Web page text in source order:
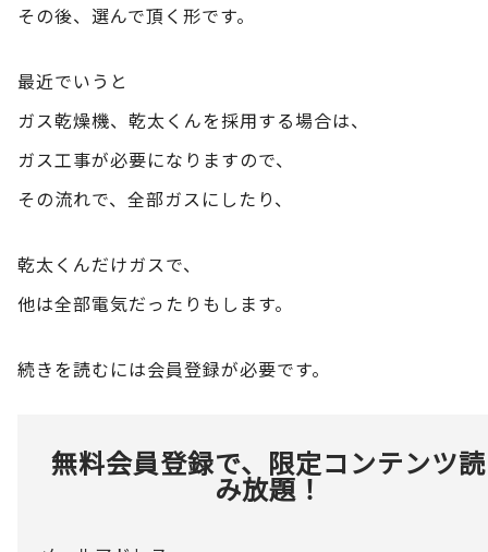
その後、選んで頂く形です。
最近でいうと
ガス乾燥機、乾太くんを採用する場合は、
ガス工事が必要になりますので、
その流れで、全部ガスにしたり、
乾太くんだけガスで、
他は全部電気だったりもします。
続きを読むには会員登録が必要です。
無料会員登録で、限定コンテンツ読
み放題！